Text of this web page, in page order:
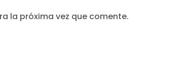
la próxima vez que comente.